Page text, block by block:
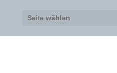
Seite wählen